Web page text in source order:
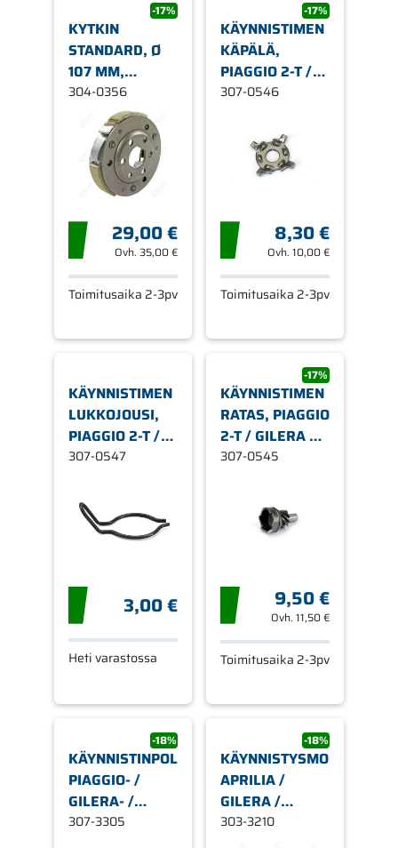
-17%
KYTKIN
STANDARD, Ø
107 MM,
MINARELLI
PYSTY/VAAKA /
PIAGGIO /
GILERA /
PEUGEOT
304-0356
29,00 €
Ovh. 35,00 €
Toimitusaika 2-3pv
-17%
KÄYNNISTIMEN
KÄPÄLÄ,
PIAGGIO 2-T /
GILERA 2-T /
(PIAGGIO)
307-0546
8,30 €
Ovh.10,00 €
Toimitusaika 2-3pv
KÄYNNISTIMEN
LUKKOJOUSI,
PIAGGIO 2-T /
GILERA 2-T /
(PIAGGIO)
307-0547
3,00 €
Heti varastossa
-17%
KÄYNNISTIMEN
RATAS, PIAGGIO
2-T / GILERA 2-
T / APRILIA 2-T
307-0545
9,50 €
Ovh.11,50 €
Toimitusaika 2-3pv
-18%
KÄYNNISTINPOLJIN,
PIAGGIO- /
GILERA- /
APRILIA-
307-3305
-18%
KÄYNNISTYSMOOTTORI,
APRILIA /
GILERA /
PIAGGIO /
303-3210